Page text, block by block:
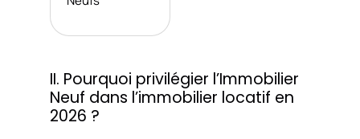
II. Pourquoi privilégier l’Immobilier
Neuf dans l’immobilier locatif en
2026 ?